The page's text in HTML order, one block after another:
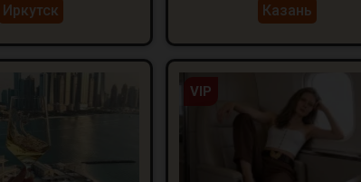
Иркутск Казань
VIP